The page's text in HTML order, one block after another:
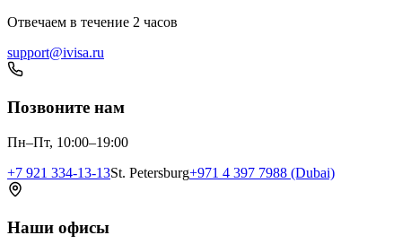
Отвечаем в течение 2 часов
support@ivisa.ru
Позвоните нам
Пн–Пт, 10:00–19:00
+7 921 334-13-13St. Petersburg+971 4 397 7988 (Dubai)
Наши офисы